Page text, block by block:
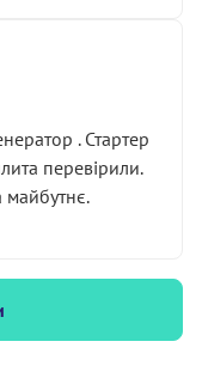
. Стартер
перевірили.